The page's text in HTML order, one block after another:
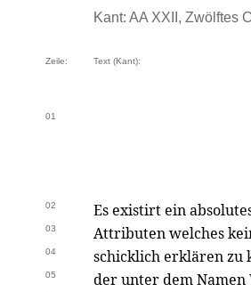
Kant: AA XXII, Zwölftes
Zeile: Text (Kant):
01
02 Es existirt ein
03 Attributen welches
04 schicklich erklären zu
05 der unter dem Namen